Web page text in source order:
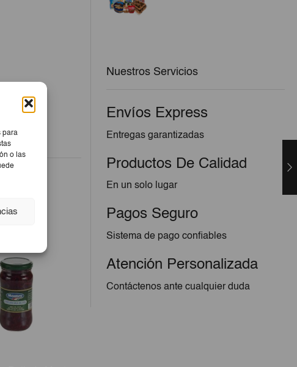
para
o las
Nuestros Servicios
Envíos Express
Entregas garantizadas
Productos De Calidad
En un solo lugar
Pagos Seguro
Sistema de pago confiables
Atención Personalizada
Contáctenos ante cualquier duda